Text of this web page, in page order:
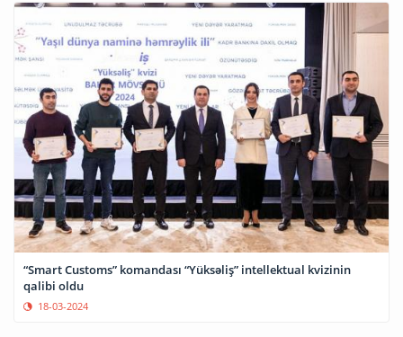
“Smart Customs” komandası “Yüksəliş” intellektual kvizinin
qalibi oldu
18-03-2024